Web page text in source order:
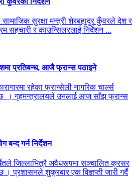
सुरक्षा मन्त्री शेरबहादुर कुँवरले देश र
सहचारी र काउन्सिलरलाई निर्देशन ...
प्रतिबन्ध, आजै फ्रान्स पठाइने
रहेका फ्रान्सेली नागरिक चार्ल्स
छ । गृहमन्त्रालयले उनलाई आज साँझ फ्रान्स
बन्द गर्न निर्देशन
जिल्लाभित्रै अवैधरूपमा सञ्चालित क्रसर
छ । प्रशासनले शुक्रबार एक विज्ञप्ती जारी गर्दै